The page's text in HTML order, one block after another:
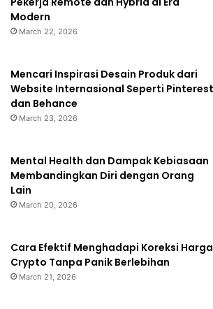
Modern
March 22, 2026
Mencari Inspirasi Desain Produk dari
Website Internasional Seperti Pinterest
dan Behance
March 23, 2026
Mental Health dan Dampak Kebiasaan
Membandingkan Diri dengan Orang
Lain
March 20, 2026
Cara Efektif Menghadapi Koreksi Harga
Crypto Tanpa Panik Berlebihan
March 21, 2026